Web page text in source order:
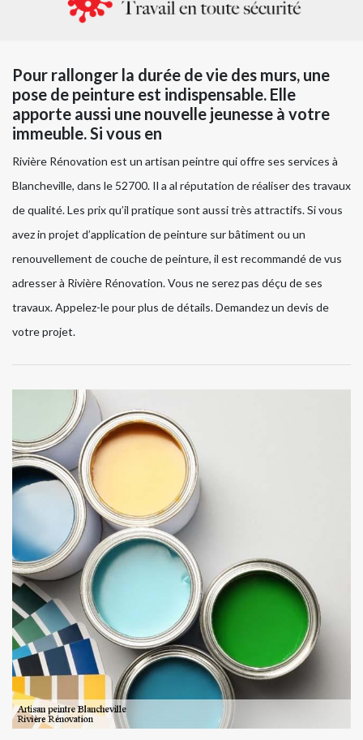
Pour rallonger la durée de vie des murs, une
pose de peinture est indispensable. Elle
apporte aussi une nouvelle jeunesse à votre
immeuble. Si vous en
Rivière Rénovation est un artisan peintre qui offre ses services à
Blancheville, dans le 52700. Il a al réputation de réaliser des travaux
de qualité. Les prix qu’il pratique sont aussi très attractifs. Si vous
avez in projet d’application de peinture sur bâtiment ou un
renouvellement de couche de peinture, il est recommandé de vus
adresser à Rivière Rénovation. Vous ne serez pas déçu de ses
travaux. Appelez-le pour plus de détails. Demandez un devis de
votre projet.